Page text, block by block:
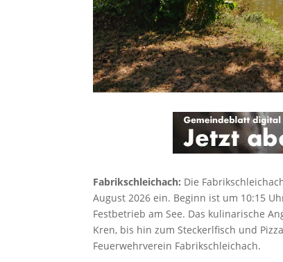
Fabrikschleichach: Die
August 2026 ein. Beginn ist um 10:15
Festbetrieb am See. Das kulinarische
Kren, bis hin zum Steckerlfisch und
Feuerwehrverein Fabrikschleichach.